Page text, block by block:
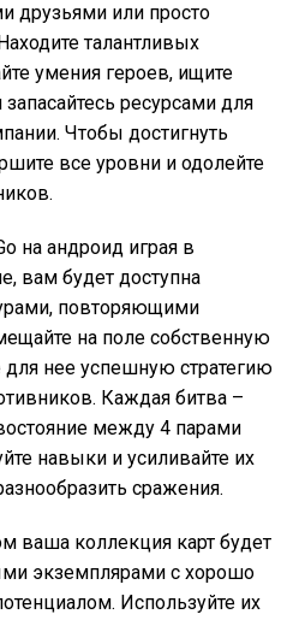
друзьями или просто
талантливых
умения героев, ищите
ресурсами для
Чтобы достигнуть
все уровни и одолейте
на андроид играя в
вам будет доступна
повторяющими
на поле собственную
нее успешную стратегию
Каждая битва –
между 4 парами
навыки и усиливайте их
сражения.
коллекция карт будет
экземплярами с хорошо
Используйте их